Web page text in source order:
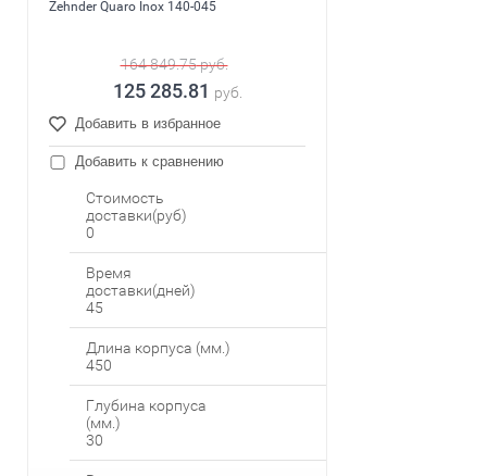
Zehnder Quaro Inox 140-045
164 849.75руб.
125 285.81 руб.
Добавить в избранное
Добавить к сравнению
Стоимость
доставки(руб)
0
Время
доставки(дней)
45
Длина корпуса (мм.)
450
Глубина корпуса
(мм.)
30